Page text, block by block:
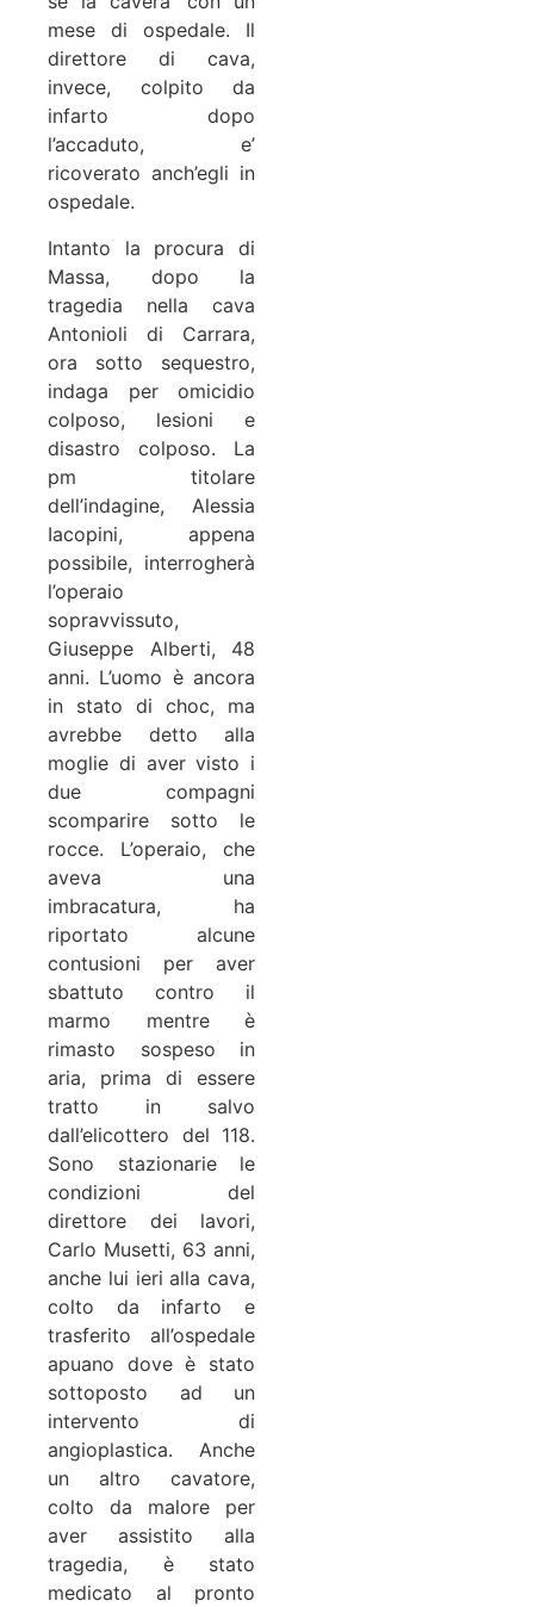
mese di ospedale. Il
direttore di cava,
invece, colpito da
infarto dopo
l’accaduto, e’
ricoverato anch’egli in
ospedale.
Intanto la procura di
Massa, dopo la
tragedia nella cava
Antonioli di Carrara,
ora sotto sequestro,
indaga per omicidio
colposo, lesioni e
disastro colposo. La
pm titolare
dell’indagine, Alessia
Iacopini, appena
possibile, interrogherà
l’operaio
sopravvissuto,
Giuseppe Alberti, 48
anni. L’uomo è ancora
in stato di choc, ma
avrebbe detto alla
moglie di aver visto i
due compagni
scomparire sotto le
rocce. L’operaio, che
aveva una
imbracatura, ha
riportato alcune
contusioni per aver
sbattuto contro il
marmo mentre è
rimasto sospeso in
aria, prima di essere
tratto in salvo
dall’elicottero del 118.
Sono stazionarie le
condizioni del
direttore dei lavori,
Carlo Musetti, 63 anni,
anche lui ieri alla cava,
colto da infarto e
trasferito all’ospedale
apuano dove è stato
sottoposto ad un
intervento di
angioplastica. Anche
un altro cavatore,
colto da malore per
aver assistito alla
tragedia, è stato
medicato al pronto